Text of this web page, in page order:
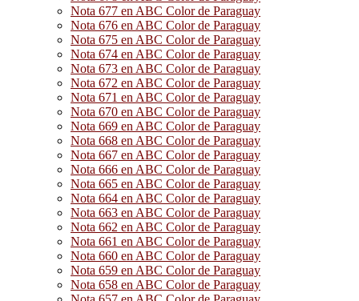
Nota 677 en ABC Color de Paraguay
Nota 676 en ABC Color de Paraguay
Nota 675 en ABC Color de Paraguay
Nota 674 en ABC Color de Paraguay
Nota 673 en ABC Color de Paraguay
Nota 672 en ABC Color de Paraguay
Nota 671 en ABC Color de Paraguay
Nota 670 en ABC Color de Paraguay
Nota 669 en ABC Color de Paraguay
Nota 668 en ABC Color de Paraguay
Nota 667 en ABC Color de Paraguay
Nota 666 en ABC Color de Paraguay
Nota 665 en ABC Color de Paraguay
Nota 664 en ABC Color de Paraguay
Nota 663 en ABC Color de Paraguay
Nota 662 en ABC Color de Paraguay
Nota 661 en ABC Color de Paraguay
Nota 660 en ABC Color de Paraguay
Nota 659 en ABC Color de Paraguay
Nota 658 en ABC Color de Paraguay